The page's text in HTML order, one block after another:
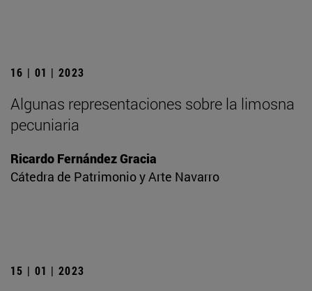
16 | 01 | 2023
Algunas representaciones sobre la limosna
pecuniaria
Ricardo Fernández Gracia
Cátedra de Patrimonio y Arte Navarro
15 | 01 | 2023